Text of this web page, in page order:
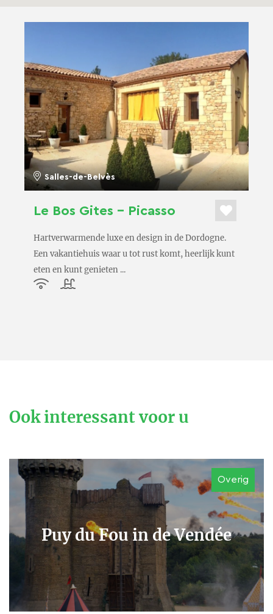
Salles-de-Belvès
Le Bos Gites – Picasso
Hartverwarmende luxe en design in de Dordogne.
Een vakantiehuis waar u tot rust komt, heerlijk kunt
eten en kunt genieten ...
Ook interessant voor u
Overig
Puy du Fou in de Vendée